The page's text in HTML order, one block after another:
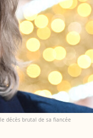
décès brutal de sa fiancée